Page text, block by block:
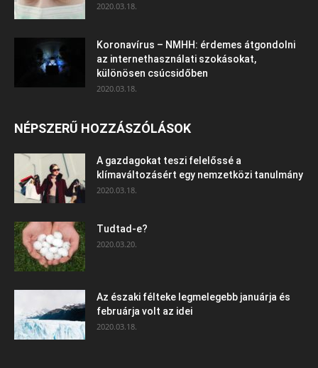
2020.03.18.
Koronavírus – NMHH: érdemes átgondolni
az internethasználati szokásokat,
különösen csúcsidőben
2020.03.18.
NÉPSZERŰ HOZZÁSZÓLÁSOK
A gazdagokat teszi felelőssé a
klímaváltozásért egy nemzetközi tanulmány
2020.03.18.
Tudtad-e?
2020.03.20.
Az északi félteke legmelegebb januárja és
februárja volt az idei
2020.03.18.